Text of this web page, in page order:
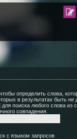
, чтобы определить слова,
в результатах быть
для поиска любого слова из
совпадения.
с языком запросов